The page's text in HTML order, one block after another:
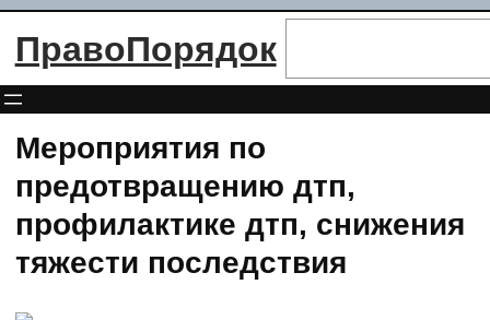
Перейти
ПравоПорядок
Мероприятия по
предотвращению дтп,
профилактике дтп, снижения
тяжести последствия